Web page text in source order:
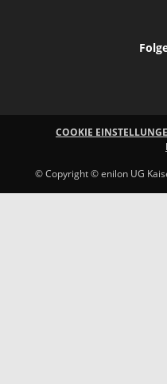
COOKIE
© Copyright © enilon UG